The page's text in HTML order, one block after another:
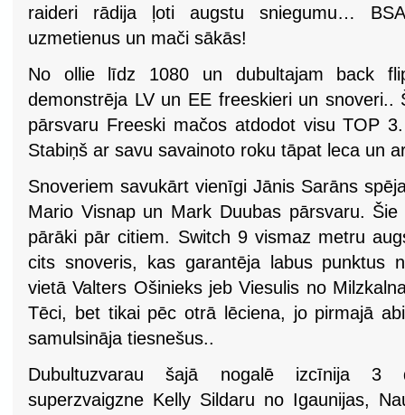
raideri rādija ļoti augstu sniegumu…
uzmetienus un mači sākās!
No ollie līdz 1080 un dubultajam back
demonstrēja LV un EE freeskieri un snoveri..
pārsvaru Freeski mačos atdodot visu TOP
Stabiņš ar savu savainoto roku tāpat leca un
Snoveriem savukārt vienīgi Jānis Sarāns
Mario Visnap un Mark Duubas pārsvaru.
pārāki pār citiem. Switch 9 vismaz metru
cits snoveris, kas garantēja labus punktus
vietā Valters Ošinieks jeb Viesulis no
Tēci, bet tikai pēc otrā lēciena, jo pirmajā
samulsināja tiesnešus..
Dubultuzvarau šajā nogalē izcīnija 3
superzvaigzne Kelly Sildaru no Igaunijas,